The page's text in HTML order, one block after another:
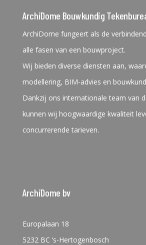
ArchiDome Bouwkundig
ArchiDome fungeert als de
alle fasen van een bouwproject.
Wij bieden diverse diensten aan,
modellering, BIM-advies en
Dankzij ons internationale team van
kunnen wij hoogwaardige kwaliteit
concurrerende tarieven.
ArchiDome bv
Europalaan 18
5232 BC ‘s-Hertogenbosch